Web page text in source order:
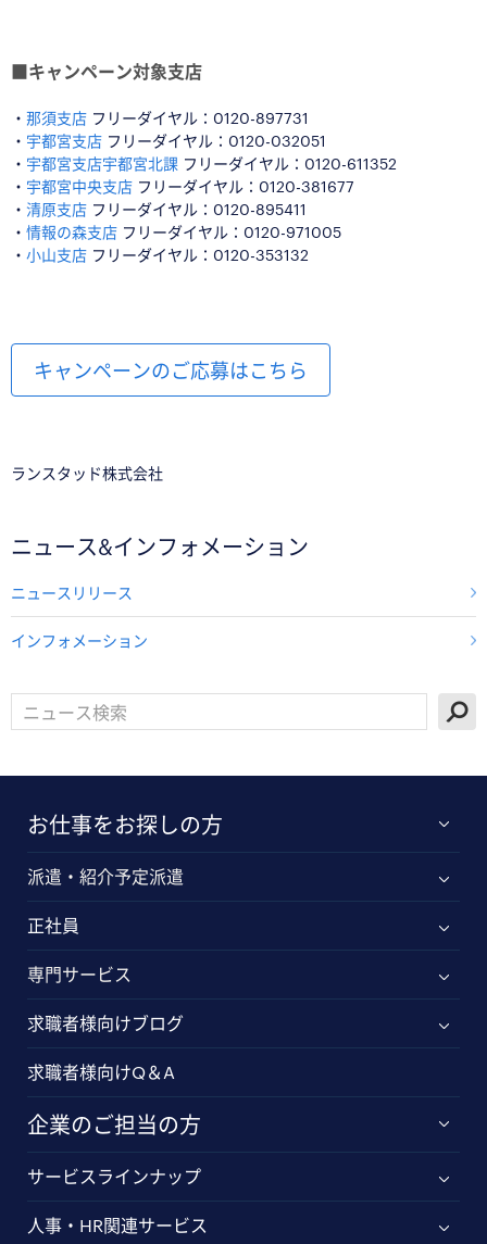
■キャンペーン対象支店
・ 那須支店 フリーダイヤル：0120-897731
・ 宇都宮支店 フリーダイヤル：0120-032051
・ 宇都宮支店宇都宮北課 フリーダイヤル：0120-611352
・ 宇都宮中央支店 フリーダイヤル：0120-381677
・ 清原支店 フリーダイヤル：0120-895411
・ 情報の森支店 フリーダイヤル：0120-971005
・ 小山支店 フリーダイヤル：0120-353132
キャンペーンのご応募はこちら
ランスタッド株式会社
ニュース&インフォメーション
ニュースリリース
インフォメーション
お仕事をお探しの方
派遣・紹介予定派遣
正社員
専門サービス
求職者様向けブログ
求職者様向けQ＆A
企業のご担当の方
サービスラインナップ
人事・HR関連サービス